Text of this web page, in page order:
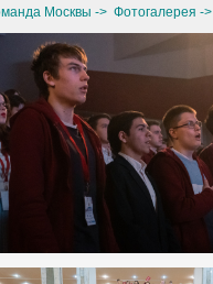
Москвы -> Фотогалерея ->